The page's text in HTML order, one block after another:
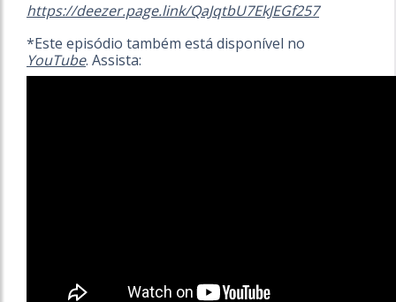
https://deezer.page.link/QaJqtbU7EkJEGf257
*Este episódio também está disponível no
YouTube. Assista: